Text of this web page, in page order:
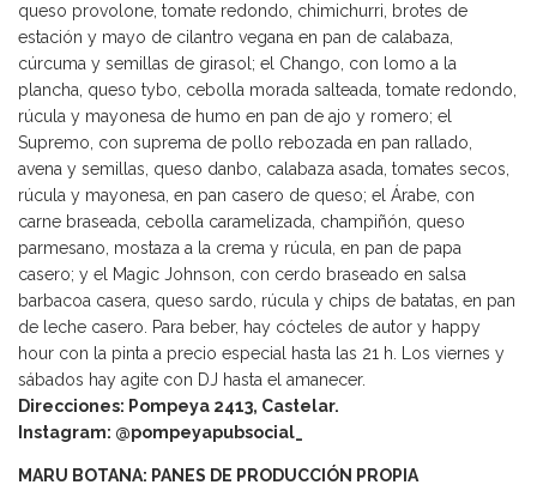
queso provolone, tomate redondo, chimichurri, brotes de
estación y mayo de cilantro vegana en pan de calabaza,
cúrcuma y semillas de girasol; el Chango, con lomo a la
plancha, queso tybo, cebolla morada salteada, tomate redondo,
rúcula y mayonesa de humo en pan de ajo y romero; el
Supremo, con suprema de pollo rebozada en pan rallado,
avena y semillas, queso danbo, calabaza asada, tomates secos,
rúcula y mayonesa, en pan casero de queso; el Árabe, con
carne braseada, cebolla caramelizada, champiñón, queso
parmesano, mostaza a la crema y rúcula, en pan de papa
casero; y el Magic Johnson, con cerdo braseado en salsa
barbacoa casera, queso sardo, rúcula y chips de batatas, en pan
de leche casero. Para beber, hay cócteles de autor y happy
hour con la pinta a precio especial hasta las 21 h. Los viernes y
sábados hay agite con DJ hasta el amanecer.
Direcciones: Pompeya 2413, Castelar.
Instagram: @pompeyapubsocial_
MARU BOTANA: PANES DE PRODUCCIÓN PROPIA